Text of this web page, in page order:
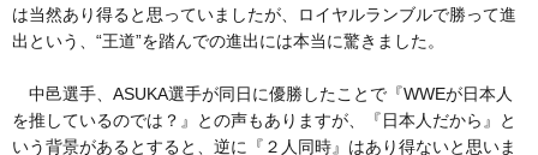
は当然あり得ると思っていましたが、ロイヤルランブルで勝って進
出という、“王道”を踏んでの進出には本当に驚きました。
中邑選手、ASUKA選手が同日に優勝したことで『WWEが日本人
を推しているのでは？』との声もありますが、『日本人だから』と
いう背景があるとすると、逆に『２人同時』はあり得ないと思いま